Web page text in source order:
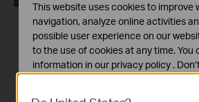
Date de publication:2016-11-29
Langue:Anglais
Taille du fichier:37.27 MB
This website uses cookies to improve
navigation, analyze online activities
possible user experience on our
to the use of cookies at any time. You
information in our privacy policy .